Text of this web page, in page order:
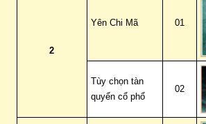
2
Yên Chi Mã 01
Tùy chọn tàn
quyển cổ phổ
02